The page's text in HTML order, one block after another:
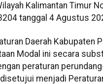
Kalimantan Timur
tanggal 4 Agustus
Daerah Kabupaten
Modal ini secara
peraturan
menjadi